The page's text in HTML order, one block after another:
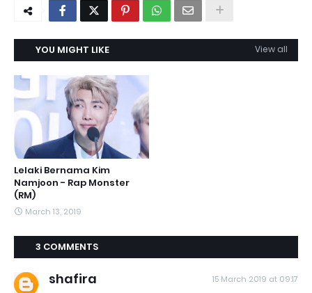
YOU MIGHT LIKE View all
Lelaki Bernama Kim
Namjoon - Rap Monster
(RM)
March 13, 2019
3 COMMENTS
shafira 15 March 2019 at 09:17